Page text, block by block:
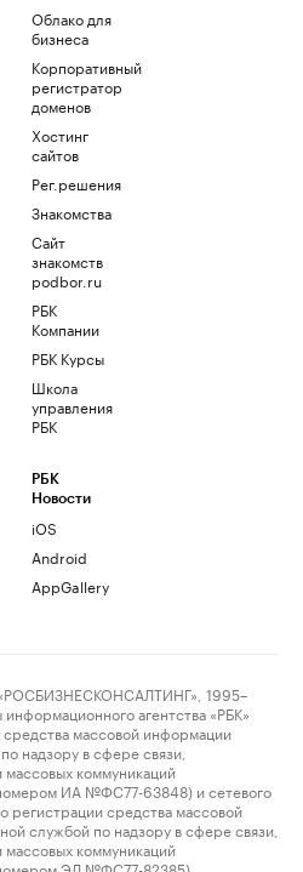
Облако для
бизнеса
Корпоративный
регистратор
доменов
Хостинг
сайтов
Рег.решения
Знакомства
Сайт
знакомств
podbor.ru
РБК
Компании
РБК Курсы
Школа
управления
РБК
РБК
Новости
iOS
Android
AppGallery
1995–
агентства «РБК»
массовой информации
надзору в сфере связи,
коммуникаций
ИА №ФС77-63848) и сетевого
регистрации средства массовой
службой по надзору в сфере связи,
коммуникаций